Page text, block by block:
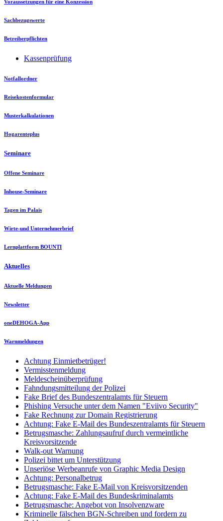
Voraussetzungen für eine Konzession
Sachbezugswerte
Betreiberpflichten
Kassenprüfung
Notfallordner
Reisekostenformular
Musterkalkulationen
Hogarenteplus
Seminare
Offene Seminare
Inhouse-Seminare
Tagen im Palais
Wirte-und Unternehmerbrief
Lernplattform BOUNTI
Aktuelles
Aktuelle Meldungen
Newsletter
oneDEHOGA-App
Warnmeldungen
Achtung Einmietbetrüger!
Vermisstenmeldung
Meldescheinüberprüfung
Fahndungsmitteilung der Polizei
Fake Brief des Bundeszentralamts für Steuern
Phishing Versuche unter dem Namen "Eviivo Security"
Fake Rechnung zur Domain Registrierung
Achtung: Fake E-Mail des Bundeszentralamts für Steuern
Betrugsmasche: Zahlungsaufruf durch vermeintliche
Kreisvorsitzende
Walk-out Warnung
Polizei bittet um Unterstützung
Unseriöse Werbeanrufe von Graphic Media Design
Achtung: Personalbetrug
Betrugsmasche: Fake E-Mail von Kreisvorsitzenden
Achtung: Fake E-Mail des Bundeskriminalamts
Betrugsmasche: Angebot von Insolvenzware
Kriminelle fälschen BGN-Schreiben und fordern zu